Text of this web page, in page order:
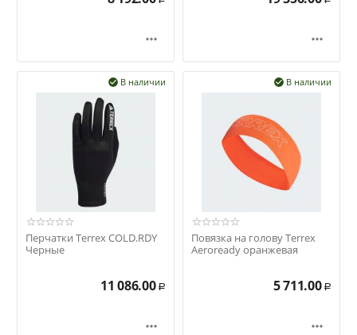
 
В наличии

Перчатки Terrex COLD.RDY
Черные
11 086.00 Р

В наличии

Повязка на голову Terrex
Aeroready оранжевая
5 711.00 Р
